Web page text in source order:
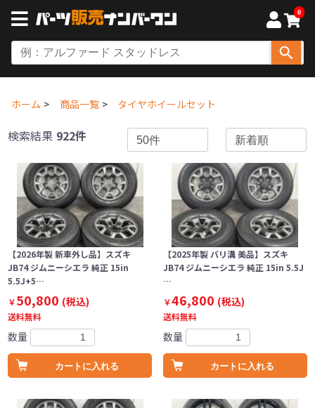
0
ホーム 商品一覧 タイヤホイールセット
検索結果 922件
【2026年製 新車外し品】スズキ
JB74 ジムニーシエラ 純正 15in
5.5J+5…
￥50,800 (税込)
送料無料
数量
カートに入れる
【2025年製 バリ溝 美品】スズキ
JB74 ジムニーシエラ 純正 15in 5.5J
…
￥46,800 (税込)
送料無料
数量
カートに入れる